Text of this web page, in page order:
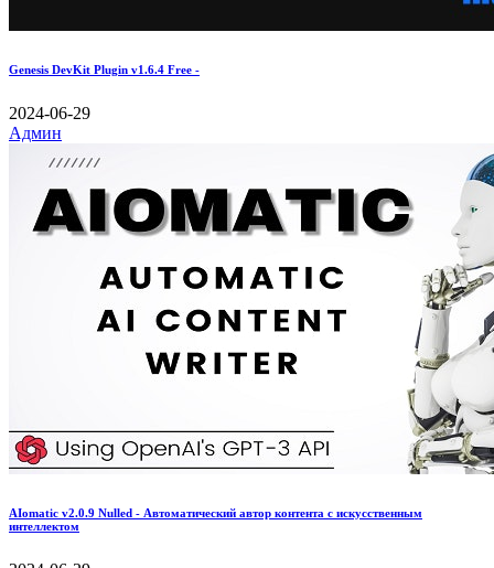
Genesis DevKit Plugin v1.6.4 Free -
2024-06-29
Админ
AIomatic v2.0.9 Nulled - Автоматический автор контента с искусственным
интеллектом